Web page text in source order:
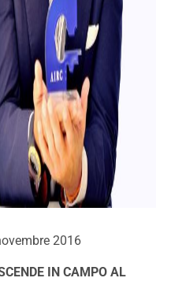
2016
IN CAMPO AL